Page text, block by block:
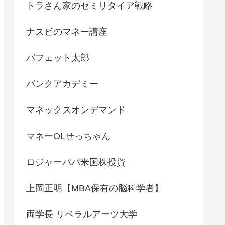
トラさん家のセミリタイア戦略
ナスビのマネー講座
バフェット太郎
バンクアカデミー
マネックスオンデマンド
マネーOLせっちゃん
ロジャーパパ米国株投資
上岡正明【MBA保有の脳科学者】
両学長 リベラルアーツ大学